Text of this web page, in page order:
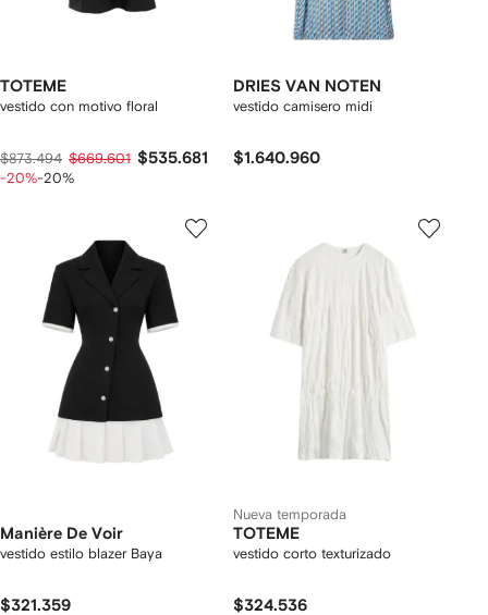
TOTEME
vestido con motivo floral
$873.494 $669.601 $535.681
-20%-20%
DRIES VAN NOTEN
vestido camisero midi
$1.640.960
Manière De Voir
vestido estilo blazer Baya
$321.359
Nueva temporada
TOTEME
vestido corto texturizado
$324.536